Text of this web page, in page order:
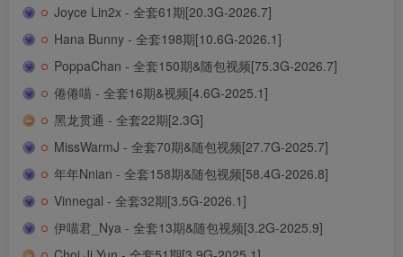
Joyce Lin2x - 全套61期[20.3G-2026.7]
Hana Bunny - 全套198期[10.6G-2026.1]
PoppaChan - 全套150期&随包视频[75.3G-2026.7]
倦倦喵 - 全套16期&视频[4.6G-2025.1]
黑龙贯通 - 全套22期[2.3G]
MissWarmJ - 全套70期&随包视频[27.7G-2025.7]
年年Nnian - 全套158期&随包视频[58.4G-2026.8]
Vinnegal - 全套32期[3.5G-2026.1]
伊喵君_Nya - 全套13期&随包视频[3.2G-2025.9]